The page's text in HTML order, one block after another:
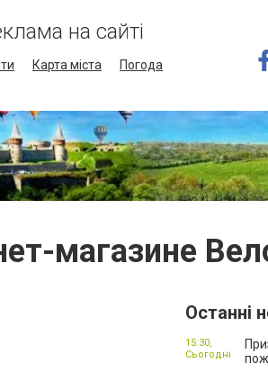
на сайті
Карта міста
Погода
магазине
Останні
15:30,
Сьогодні